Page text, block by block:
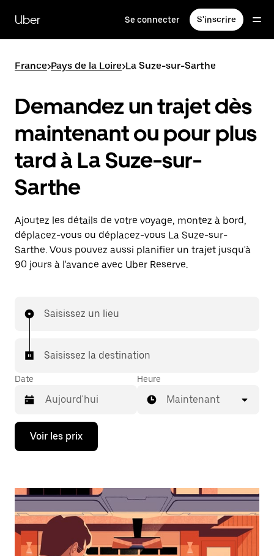
contenu
principal
Uber Se connecter S'inscrire
France>Pays de la Loire>La Suze-sur-Sarthe
Demandez un trajet dès
maintenant ou pour plus
tard à La Suze-sur-
Sarthe
Ajoutez les détails de votre voyage, montez à bord,
déplacez-vous ou déplacez-vous La Suze-sur-
Sarthe. Vous pouvez aussi planifier un trajet jusqu'à
90 jours à l'avance avec Uber Reserve.
Saisissez un lieu
Saisissez la destination
Date
Appuyez
la
bas
ouvrir
le
calendrier
Heure
Maintenant
Voir les prix